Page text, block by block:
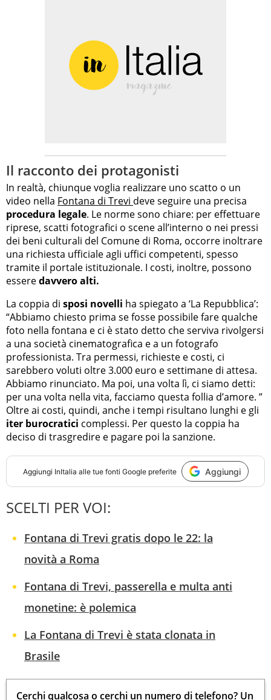
Il racconto dei protagonisti
In realtà, chiunque voglia realizzare uno scatto o un
video nella Fontana di Trevi deve seguire una precisa
procedura legale. Le norme sono chiare: per effettuare
riprese, scatti fotografici o scene all’interno o nei pressi
dei beni culturali del Comune di Roma, occorre inoltrare
una richiesta ufficiale agli uffici competenti, spesso
tramite il portale istituzionale. I costi, inoltre, possono
esseredavvero alti.
La coppia di sposi novelli ha spiegato a ‘La Repubblica’:
“Abbiamo chiesto prima se fosse possibile fare qualche
foto nella fontana e ci è stato detto che serviva rivolgersi
a una società cinematografica e a un fotografo
professionista. Tra permessi, richieste e costi, ci
sarebbero voluti oltre 3.000 euro e settimane di attesa.
Abbiamo rinunciato. Ma poi, una volta lì, ci siamo detti:
per una volta nella vita, facciamo questa follia d’amore. ”
Oltre ai costi, quindi, anche i tempi risultano lunghi e gli
iter burocratici complessi. Per questo la coppia ha
deciso di trasgredire e pagare poi la sanzione.
Aggiungi InItalia alle tue fonti Google preferite Aggiungi
SCELTI PER VOI:
Fontana di Trevi gratis dopo le 22: la
novità a Roma
Fontana di Trevi, passerella e multa anti
monetine: è polemica
La Fontana di Trevi è stata clonata in
Brasile
Cerchi qualcosa o cerchi un numero di telefono? Un